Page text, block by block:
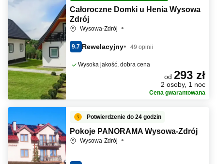
Całoroczne Domki u Henia Wysowa
Zdrój
Wysowa-Zdrój
9.7 Rewelacyjny 49 opinii
Wysoka jakość, dobra cena
od 293 zł
2 osoby, 1 noc
Cena gwarantowana
Potwierdzenie do 24 godzin
Pokoje PANORAMA Wysowa-Zdrój
Wysowa-Zdrój